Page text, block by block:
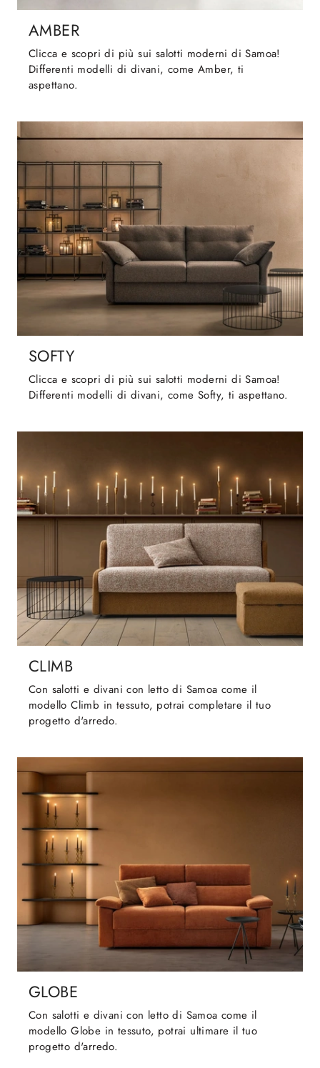
AMBER
Clicca e scopri di più sui salotti moderni di Samoa!
Differenti modelli di divani, come Amber, ti
aspettano.
SOFTY
Clicca e scopri di più sui salotti moderni di Samoa!
Differenti modelli di divani, come Softy, ti aspettano.
CLIMB
Con salotti e divani con letto di Samoa come il
modello Climb in tessuto, potrai completare il tuo
progetto d'arredo.
GLOBE
Con salotti e divani con letto di Samoa come il
modello Globe in tessuto, potrai ultimare il tuo
progetto d'arredo.